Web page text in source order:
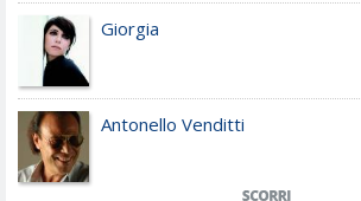
Giorgia
Antonello Venditti